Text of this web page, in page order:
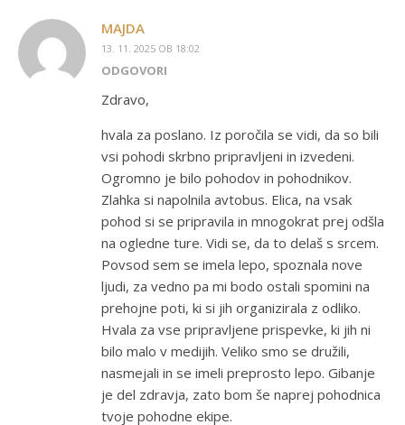
MAJDA
13. 11. 2025 OB 18:02
ODGOVORI
Zdravo,
hvala za poslano. Iz poročila se vidi, da so bili
vsi pohodi skrbno pripravljeni in izvedeni.
Ogromno je bilo pohodov in pohodnikov.
Zlahka si napolnila avtobus. Elica, na vsak
pohod si se pripravila in mnogokrat prej odšla
na ogledne ture. Vidi se, da to delaš s srcem.
Povsod sem se imela lepo, spoznala nove
ljudi, za vedno pa mi bodo ostali spomini na
prehojne poti, ki si jih organizirala z odliko.
Hvala za vse pripravljene prispevke, ki jih ni
bilo malo v medijih. Veliko smo se družili,
nasmejali in se imeli preprosto lepo. Gibanje
je del zdravja, zato bom še naprej pohodnica
tvoje pohodne ekipe.